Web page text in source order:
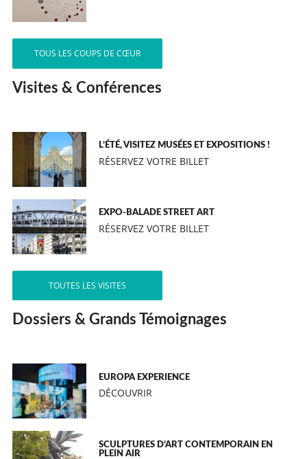
TOUS LES COUPS DE CŒUR
Visites & Conférences
L’ÉTÉ, VISITEZ MUSÉES ET EXPOSITIONS !
RÉSERVEZ VOTRE BILLET
EXPO-BALADE STREET ART
RÉSERVEZ VOTRE BILLET
TOUTES LES VISITES
Dossiers & Grands Témoignages
EUROPA EXPERIENCE
DÉCOUVRIR
SCULPTURES D’ART CONTEMPORAIN EN
PLEIN AIR